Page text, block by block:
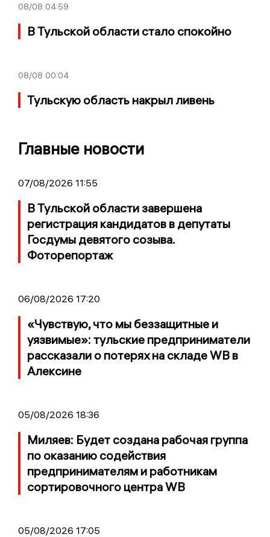
08/08 04:59
В Тульской области стало спокойно
08/08 00:04
Тульскую область накрыл ливень
Главные новости
07/08/2026 11:55
В Тульской области завершена
регистрация кандидатов в депутаты
Госдумы девятого созыва.
Фоторепортаж
06/08/2026 17:20
«Чувствую, что мы беззащитные и
уязвимые»: тульские предприниматели
рассказали о потерях на складе WB в
Алексине
05/08/2026 18:36
Миляев: Будет создана рабочая группа
по оказанию содействия
предпринимателям и работникам
сортировочного центра WB
05/08/2026 17:05